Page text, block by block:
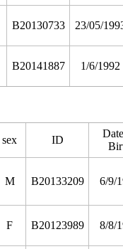
B20130733 23/05/
B20141887 1/6/1992
sex ID
M B20133209 6/9/
F B20123989 8/8/